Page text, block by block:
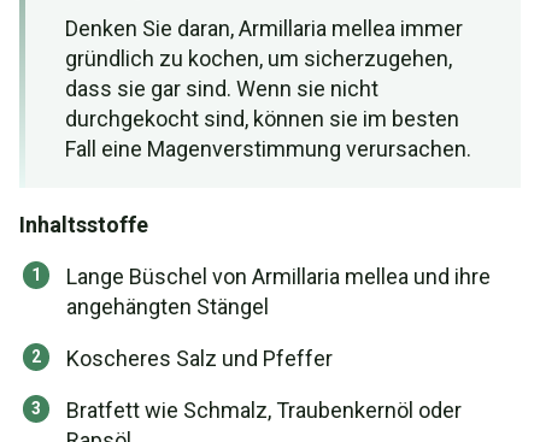
Denken Sie daran, Armillaria mellea immer
gründlich zu kochen, um sicherzugehen,
dass sie gar sind. Wenn sie nicht
durchgekocht sind, können sie im besten
Fall eine Magenverstimmung verursachen.
Inhaltsstoffe
Lange Büschel von Armillaria mellea und ihre
angehängten Stängel
Koscheres Salz und Pfeffer
Bratfett wie Schmalz, Traubenkernöl oder